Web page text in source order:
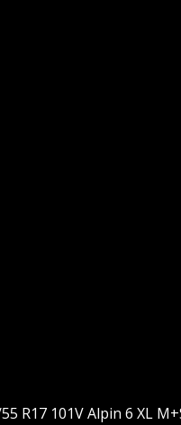
R17 101V Alpin 6 XL